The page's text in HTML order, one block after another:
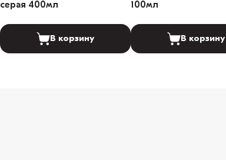
серая 400мл
В корзину
100мл
В корзину